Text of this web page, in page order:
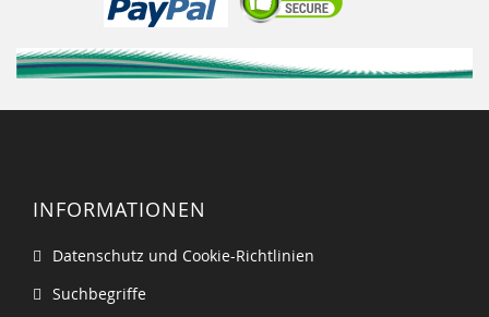
INFORMATIONEN
Datenschutz und Cookie-Richtlinien
Suchbegriffe